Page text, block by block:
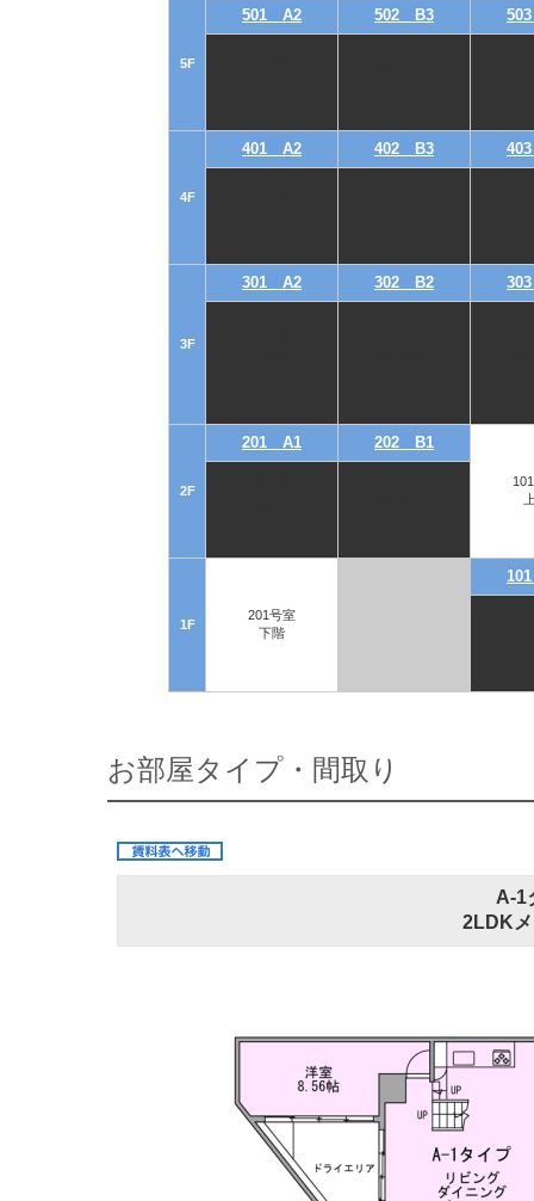
5F
501 A2 502 B3
4F
401 A2 402 B3
3F
301 A2 302 B2
2F
201 A1 202 B1
1F
201号室
下階
お部屋タイプ・間取り
A-1
2LDK